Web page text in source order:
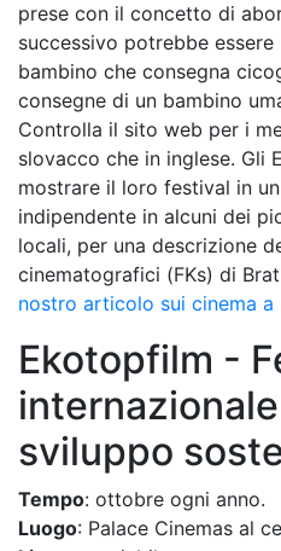
prese con il concetto di
successivo potrebbe
bambino che consegna
consegne di un bambino
Controlla il sito web per i
slovacco che in inglese. Gli
mostrare il loro festival in
indipendente in alcuni dei
locali, per una descrizione
cinematografici (FKs) di
nostro articolo sui cinema a
Ekotopfilm -
sviluppo
Tempo: ottobre ogni anno.
Luogo: Palace Cinemas al